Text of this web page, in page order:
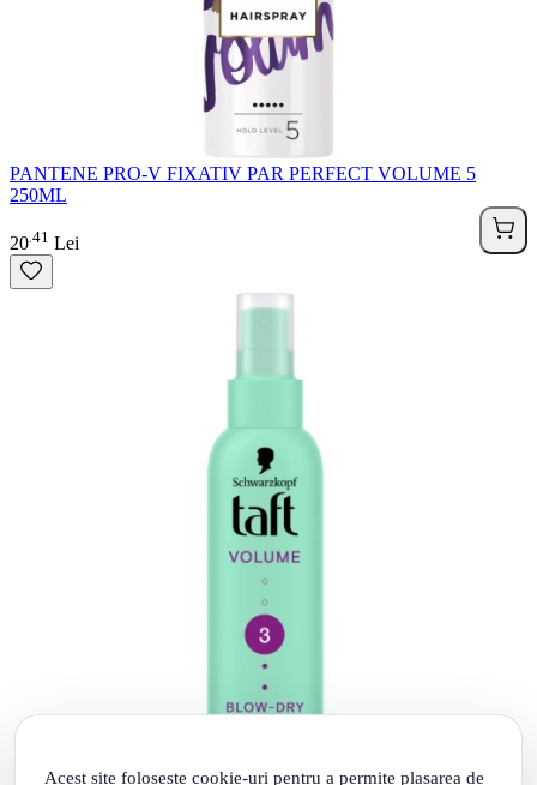
Acest site foloseste cookie-uri pentru a permite plasarea de
PANTENE PRO-V FIXATIV PAR PERFECT VOLUME 5
250ML
20 41 Lei